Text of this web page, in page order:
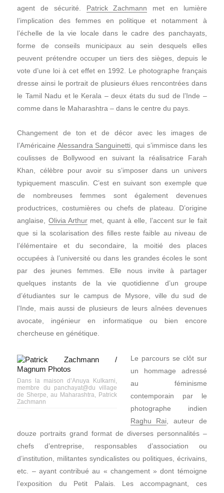
agent de sécurité. Patrick Zachmann met en lumière
l’implication des femmes en politique et notamment à
l’échelle de la vie locale dans le cadre des panchayats,
forme de conseils municipaux au sein desquels elles
peuvent prétendre occuper un tiers des sièges, depuis le
vote d’une loi à cet effet en 1992. Le photographe français
dresse ainsi le portrait de plusieurs élues rencontrées dans
le Tamil Nadu et le Kerala – deux états du sud de l’Inde –
comme dans le Maharashtra – dans le centre du pays.
Changement de ton et de décor avec les images de
l’Américaine Alessandra Sanguinetti, qui s’immisce dans les
coulisses de Bollywood en suivant la réalisatrice Farah
Khan, célèbre pour avoir su s’imposer dans un univers
typiquement masculin. C’est en suivant son exemple que
de nombreuses femmes sont également devenues
productrices, costumières ou chefs de plateau. D’origine
anglaise, Olivia Arthur met, quant à elle, l’accent sur le fait
que si la scolarisation des filles reste faible au niveau de
l’élémentaire et du secondaire, la moitié des places
occupées à l’université ou dans les grandes écoles le sont
par des jeunes femmes. Elle nous invite à partager
quelques instants de la vie quotidienne d’un groupe
d’étudiantes sur le campus de Mysore, ville du sud de
l’Inde, mais aussi de plusieurs de leurs aînées devenues
avocate, ingénieur en informatique ou bien encore
chercheuse en génétique.
Dans la maison d’Anuya Kulkarni,
membre du panchayat@du village
de Sherpe, au Maharashtra, Patrick
Zachmann
Le parcours se clôt sur
un hommage adressé
au féminisme
contemporain par le
photographe indien
Raghu Rai , auteur de
douze portraits grand format de diverses personnalités –
chefs d’entreprise, responsables d’association ou
d’institution, militantes syndicalistes ou politiques, écrivains,
etc. – ayant contribué au « changement » dont témoigne
l’exposition du Petit Palais. Les accompagnant, ces